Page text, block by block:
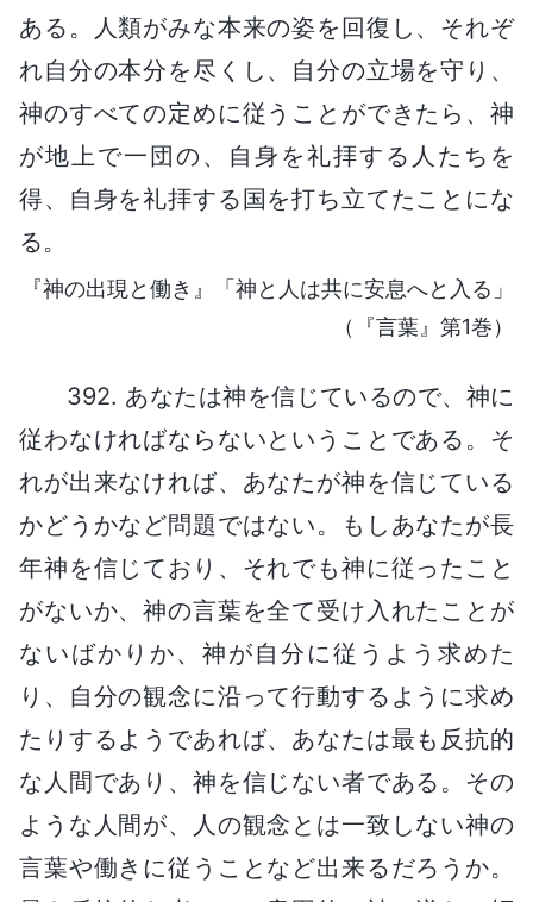
ある。人類がみな本来の姿を回復し、それぞ
れ自分の本分を尽くし、自分の立場を守り、
神のすべての定めに従うことができたら、神
が地上で一団の、自身を礼拝する人たちを
得、自身を礼拝する国を打ち立てたことにな
る。
『神の出現と働き』「神と人は共に安息へと入る」
（『言葉』第1巻）
392. あなたは神を信じているので、神に
従わなければならないということである。そ
れが出来なければ、あなたが神を信じている
かどうかなど問題ではない。もしあなたが長
年神を信じており、それでも神に従ったこと
がないか、神の言葉を全て受け入れたことが
ないばかりか、神が自分に従うよう求めた
り、自分の観念に沿って行動するように求め
たりするようであれば、あなたは最も反抗的
な人間であり、神を信じない者である。その
ような人間が、人の観念とは一致しない神の
言葉や働きに従うことなど出来るだろうか。